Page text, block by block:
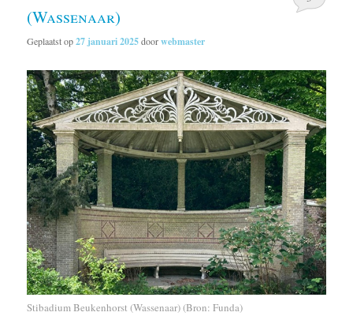
(Wassenaar)
Geplaatst op27 januari 2025doorwebmaster
Stibadium Beukenhorst (Wassenaar) (Bron: Funda)